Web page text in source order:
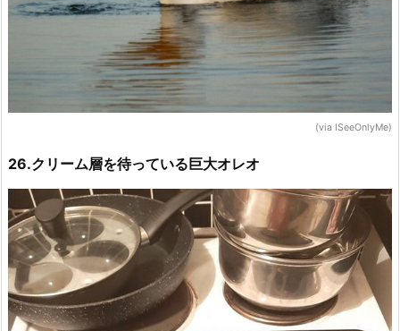
(via ISeeOnlyMe)
26.クリーム層を待っている巨大オレオ